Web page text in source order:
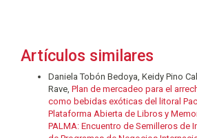
Artículos similares
Daniela Tobón Bedoya, Keidy Pino
Rave, Plan de mercadeo para el
como bebidas exóticas del litoral
Plataforma Abierta de Libros y
PALMA: Encuentro de Semilleros de